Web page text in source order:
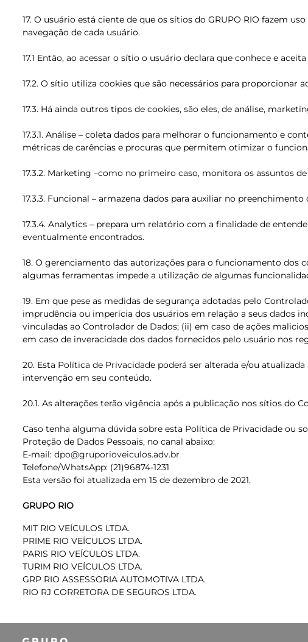
17. O usuário está ciente de que os sítios do GRUPO RIO fazem
navegação de cada usuário.
17.1 Então, ao acessar o sítio o usuário declara que conhece e
17.2. O sítio utiliza cookies que são necessários para
17.3. Há ainda outros tipos de cookies, são eles, de análise,
17.3.1. Análise – coleta dados para melhorar o funcionamento e
métricas de carências e procuras que permitem otimizar o
17.3.2. Marketing –como no primeiro caso, monitora os assuntos
17.3.3. Funcional – armazena dados para auxiliar no
17.3.4. Analytics – prepara um relatório com a finalidade de
eventualmente encontrados.
18. O gerenciamento das autorizações para o funcionamento
algumas ferramentas impede a utilização de algumas
19. Em que pese as medidas de segurança adotadas pelo
imprudência ou imperícia dos usuários em relação a seus dados
vinculadas ao Controlador de Dados; (ii) em caso de ações
em caso de inveracidade dos dados fornecidos pelo usuário nos
20. Esta Política de Privacidade poderá ser alterada e/ou
intervenção em seu conteúdo.
20.1. As alterações terão vigência após a publicação nos sítios do
Caso tenha alguma dúvida sobre esta Política de Privacidade ou
Proteção de Dados Pessoais, no canal abaixo:
E-mail: dpo@gruporioveiculos.adv.br
Telefone/WhatsApp: (21)96874-1231
Esta versão foi atualizada em 15 de dezembro de 2021.
GRUPO RIO
MIT RIO VEÍCULOS LTDA.
PRIME RIO VEÍCULOS LTDA.
PARIS RIO VEÍCULOS LTDA.
TURIM RIO VEÍCULOS LTDA.
GRP RIO ASSESSORIA AUTOMOTIVA LTDA.
RIO RJ CORRETORA DE SEGUROS LTDA.